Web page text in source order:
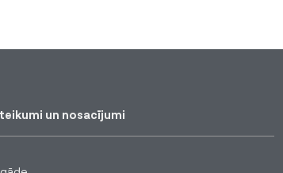
un nosacījumi